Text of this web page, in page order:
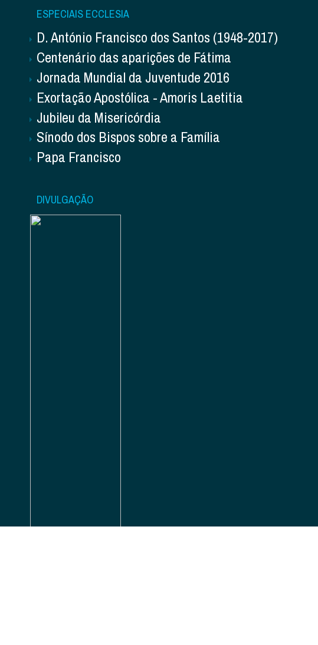
ESPECIAIS ECCLESIA
D. António Francisco dos Santos (1948-2017)
Centenário das aparições de Fátima
Jornada Mundial da Juventude 2016
Exortação Apostólica - Amoris Laetitia
Jubileu da Misericórdia
Sínodo dos Bispos sobre a Família
Papa Francisco
DIVULGAÇÃO